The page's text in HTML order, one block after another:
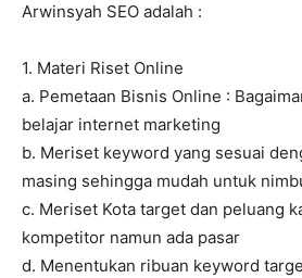
Arwinsyah SEO adalah :
1. Materi Riset Online
a. Pemetaan Bisnis Online :
belajar internet marketing
b. Meriset keyword yang sesuai
masing sehingga mudah untuk
c. Meriset Kota target dan peluang
kompetitor namun ada pasar
d. Menentukan ribuan keyword